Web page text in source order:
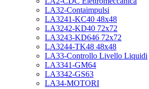
LA32-Contaimpulsi
LA3241-KC40 48x48
LA3242-KD40 72x72
LA3243-KD646 72x72
LA3244-TK48 48x48
LA33-Controllo Livello Liquidi
LA3341-GM64
LA3342-GS63
LA34-MOTORI